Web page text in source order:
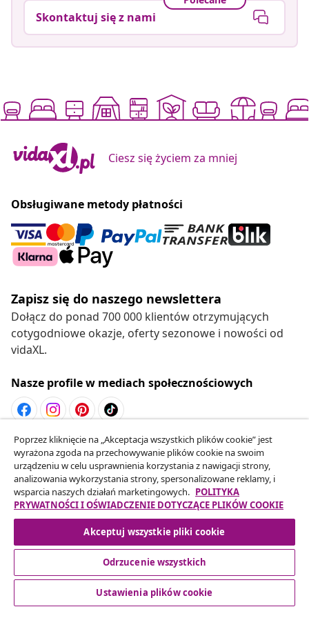
Skontaktuj się z nami
Ciesz się życiem za mniej
Obsługiwane metody płatności
Zapisz się do naszego newslettera
Dołącz do ponad 700 000 klientów otrzymujących
cotygodniowe okazje, oferty sezonowe i nowości od
vidaXL.
Nasze profile w mediach społecznościowych
Odstąpienie od umowy
Złóż wniosek o odstąpienie od umowy dotyczącej
Twojego zamówienia.
Odstąpienie od umowy
Obsługa Klienta
Poprzez kliknięcie na „Akceptacja wszystkich plików cookie” jest
wyrażona zgoda na przechowywanie plików cookie na swoim
urządzeniu w celu usprawnienia korzystania z nawigacji strony,
analizowania wykorzystania strony, spersonalizowane reklamy, i
wsparcia naszych działań marketingowych. POLITYKA
PRYWATNOŚCI I OŚWIADCZENIE DOTYCZĄCE PLIKÓW COOKIE
Akceptuj wszystkie pliki cookie
Odrzucenie wszystkich
Ustawienia plików cookie